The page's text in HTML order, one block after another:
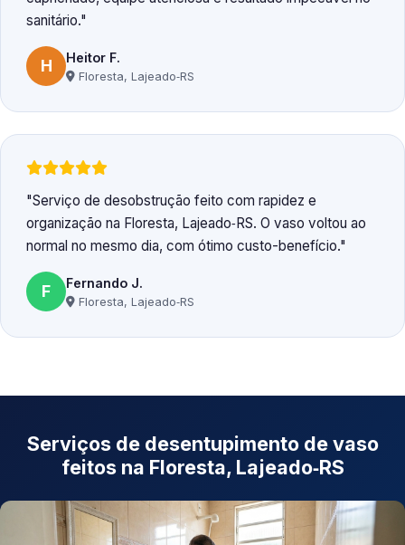
sanitário.
H Heitor F.
Floresta, Lajeado‑RS
Serviço de desobstrução feito com rapidez e
organização na Floresta, Lajeado‑RS. O vaso voltou ao
normal no mesmo dia, com ótimo custo-benefício.
F Fernando J.
Floresta, Lajeado‑RS
Serviços de desentupimento de vaso
feitos na Floresta, Lajeado‑RS